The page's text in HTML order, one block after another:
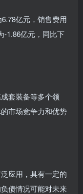
亿元，销售费用
-1.86亿元，同比下
套装备等多个领
市场竞争力和优势
应用，具有一定的
债情况可能对未来